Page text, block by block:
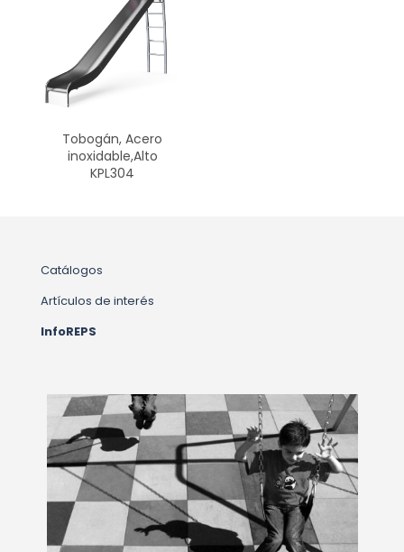
Tobogán, Acero
inoxidable,Alto
KPL304
Catálogos
Artículos de interés
InfoREPS